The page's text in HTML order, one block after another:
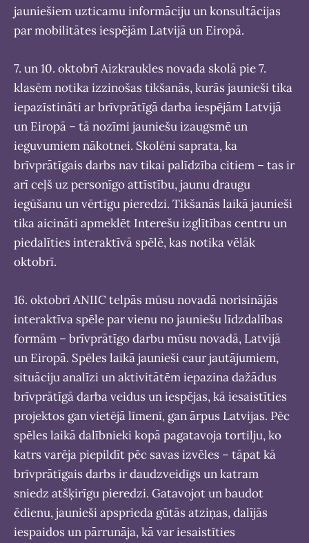
jauniešiem uzticamu informāciju un konsultācijas
par mobilitātes iespējām Latvijā un Eiropā.
7. un 10. oktobrī Aizkraukles novada skolā pie 7.
klasēm notika izzinošas tikšanās, kurās jaunieši tika
iepazīstināti ar brīvprātīgā darba iespējām Latvijā
un Eiropā – tā nozīmi jauniešu izaugsmē un
ieguvumiem nākotnei. Skolēni saprata, ka
brīvprātīgais darbs nav tikai palīdzība citiem – tas ir
arī ceļš uz personīgo attīstību, jaunu draugu
iegūšanu un vērtīgu pieredzi. Tikšanās laikā jaunieši
tika aicināti apmeklēt Interešu izglītības centru un
piedalīties interaktīvā spēlē, kas notika vēlāk
oktobrī.
16. oktobrī ANIIC telpās mūsu novadā norisinājās
interaktīva spēle par vienu no jauniešu līdzdalības
formām – brīvprātīgo darbu mūsu novadā, Latvijā
un Eiropā. Spēles laikā jaunieši caur jautājumiem,
situāciju analīzi un aktivitātēm iepazina dažādus
brīvprātīgā darba veidus un iespējas, kā iesaistīties
projektos gan vietējā līmenī, gan ārpus Latvijas. Pēc
spēles laikā dalībnieki kopā pagatavoja tortilju, ko
katrs varēja piepildīt pēc savas izvēles – tāpat kā
brīvprātīgais darbs ir daudzveidīgs un katram
sniedz atšķirīgu pieredzi. Gatavojot un baudot
ēdienu, jaunieši apsprieda gūtās atziņas, dalījās
iespaidos un pārrunāja, kā var iesaistīties